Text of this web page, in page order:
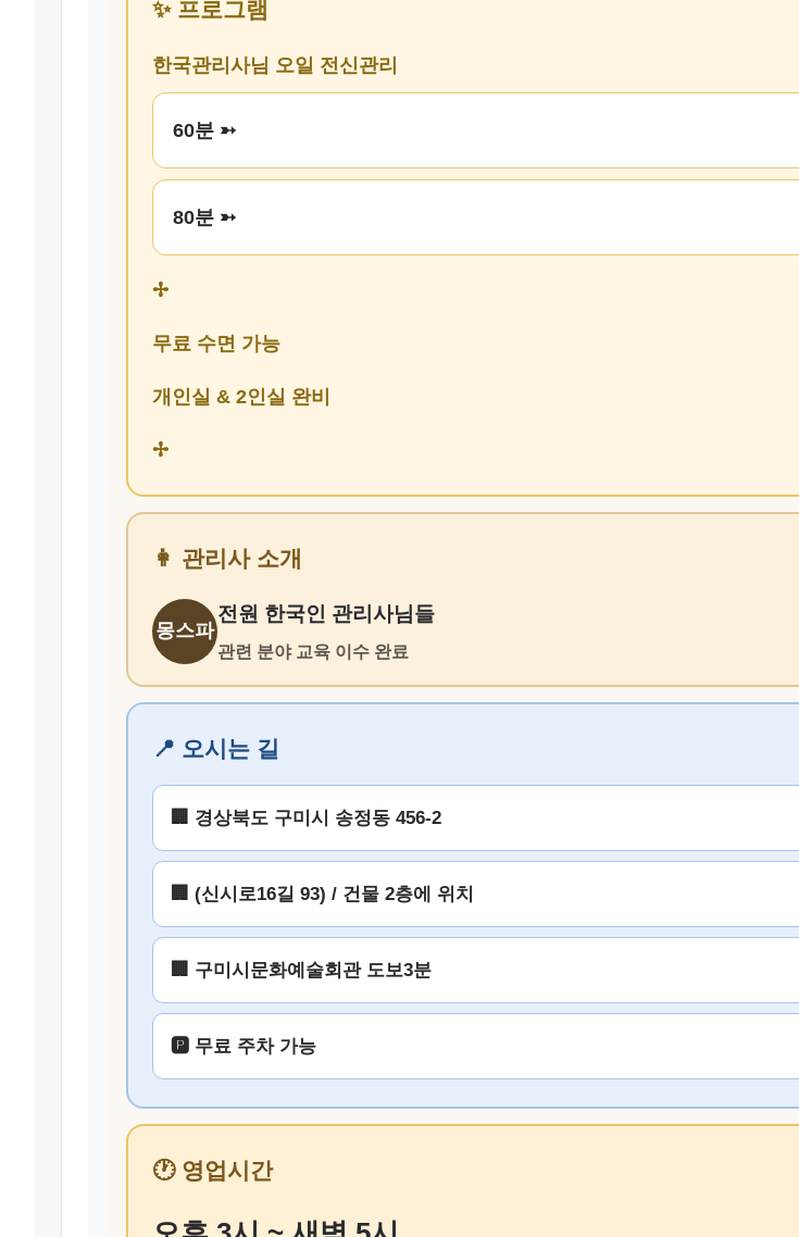
✨ 프로그램
한국관리사님 오일 전신관리
60분 ➳
80분 ➳
✢
무료 수면 가능
개인실 & 2인실 완비
✢
👩 관리사 소개
몽스파
전원 한국인 관리사님들
관련 분야 교육 이수 완료
📍 오시는 길
🏢 경상북도 구미시 송정동 456-2
🏢 (신시로16길 93) / 건물 2층에 위치
🏢 구미시문화예술회관 도보3분
🅿️ 무료 주차 가능
🕐 영업시간